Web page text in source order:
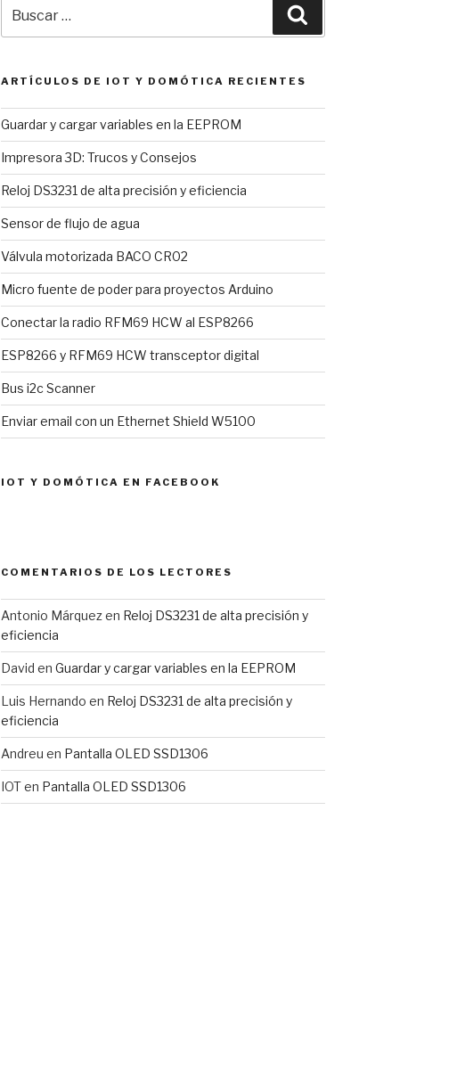
por:
ARTÍCULOS DE IOT Y DOMÓTICA RECIENTES
Guardar y cargar variables en la EEPROM
Impresora 3D: Trucos y Consejos
Reloj DS3231 de alta precisión y eficiencia
Sensor de flujo de agua
Válvula motorizada BACO CR02
Micro fuente de poder para proyectos Arduino
Conectar la radio RFM69 HCW al ESP8266
ESP8266 y RFM69 HCW transceptor digital
Bus i2c Scanner
Enviar email con un Ethernet Shield W5100
IOT Y DOMÓTICA EN FACEBOOK
COMENTARIOS DE LOS LECTORES
Antonio Márquezen Reloj DS3231 de alta precisión y
eficiencia
David en Guardar y cargar variables en la EEPROM
Luis Hernando en Reloj DS3231 de alta precisión y
eficiencia
Andreu en Pantalla OLED SSD1306
IOTen Pantalla OLED SSD1306